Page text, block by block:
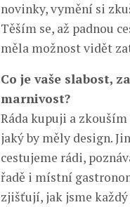
novinky, vymění si
Těším se, až padnou
měla možnost vidět
Co je vaše slabost,
marnivost?
Ráda kupuji a zkouším
jaký by měly design.
cestujeme rádi,
řadě i místní
zjišťují, jak jsme